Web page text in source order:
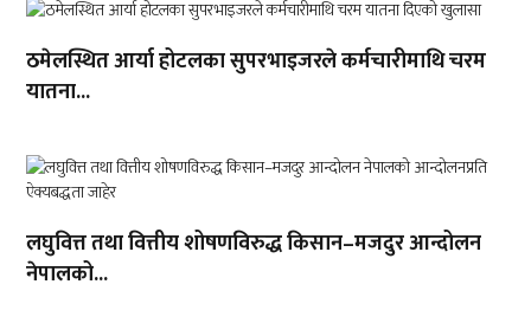
ठमेलस्थित आर्या होटलका सुपरभाइजरले कर्मचारीमाथि चरम
यातना...
लघुवित्त तथा वित्तीय शोषणविरुद्ध किसान–मजदुर आन्दोलन
नेपालको...